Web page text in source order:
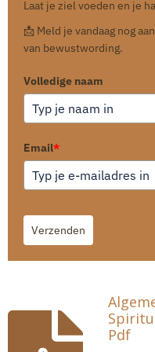
Laat je ziel voeden en je
📩 Meld je vandaag nog
van bewustwording.
Volledige naam
Email*
Verzenden
Pdf